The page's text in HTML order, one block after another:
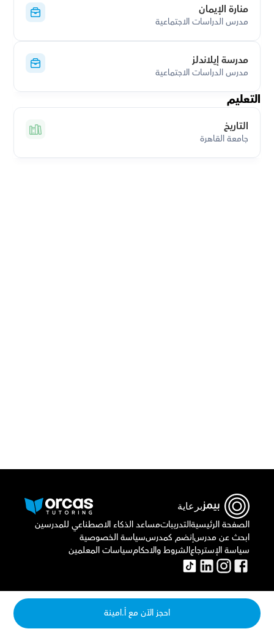
منارة الإيمان
مدرس الدراسات الاجتماعية
مدرسة إيلاندلز
مدرس الدراسات الاجتماعية
التعليم
التاريخ
جامعة القاهرة
أو اتصل بنا علي
برعاية
الصفحة الرئيسيةالتدريباتمساعد الذكاء الاصطناعي للمدرسين
ابحث عن مدرسإنضم كمدرسسياسة الخصوصية
سياسة الإسترجاعالشروط والاحكامسياسات المعلمين
احجز الآن مع أ.امينة